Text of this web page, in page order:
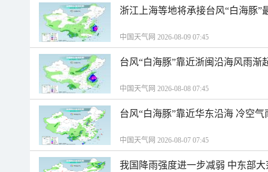
浙江上海等地将承接台风“白海豚”
中国天气网 2026-08-09 07:45
台风“白海豚”靠近浙闽沿海风雨渐
中国天气网 2026-08-08 07:45
台风“白海豚”靠近华东沿海 冷空
中国天气网 2026-08-07 07:45
我国降雨强度进一步减弱 中东部